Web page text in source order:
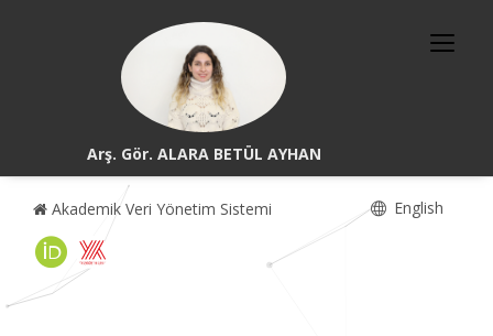
Arş. Gör. ALARA BETÜL AYHAN
Akademik Veri Yönetim Sistemi English